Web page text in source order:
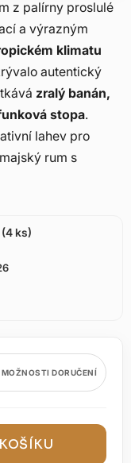
z palírny proslulé
a výrazným
klimatu
autentický
zralý banán,
stopa.
lahev pro
rum s
(4 ks)
MOŽNOSTI DORUČENÍ